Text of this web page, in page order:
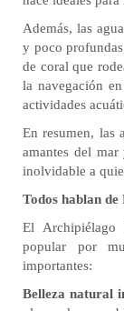
Además, las
y poco
de coral que
la navegación
actividades
En resumen, las
amantes del
inolvidable a
Todos hablan
El
popular por
importantes:
Belleza natural